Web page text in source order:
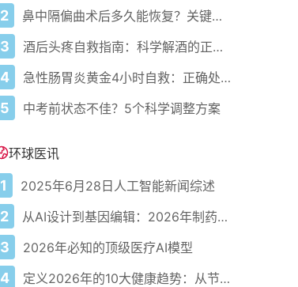
2 鼻中隔偏曲术后多久能恢复？关键看这几点
3 酒后头疼自救指南：科学解酒的正确打开方式
4 急性肠胃炎黄金4小时自救：正确处置与误区避坑关键
5 中考前状态不佳？5个科学调整方案
环球医讯
1 2025年6月28日人工智能新闻综述
2 从AI设计到基因编辑：2026年制药领域重大突破
3 2026年必知的顶级医疗AI模型
4 定义2026年的10大健康趋势：从节律健康到冷热交替疗法